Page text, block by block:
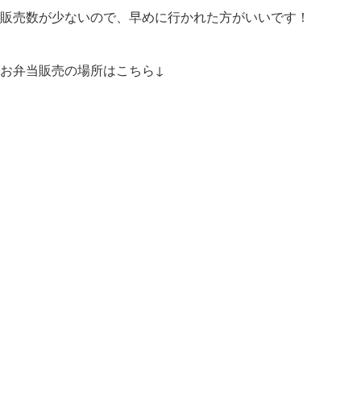
販売数が少ないので、早めに行かれた方がいいです！
お弁当販売の場所はこちら↓